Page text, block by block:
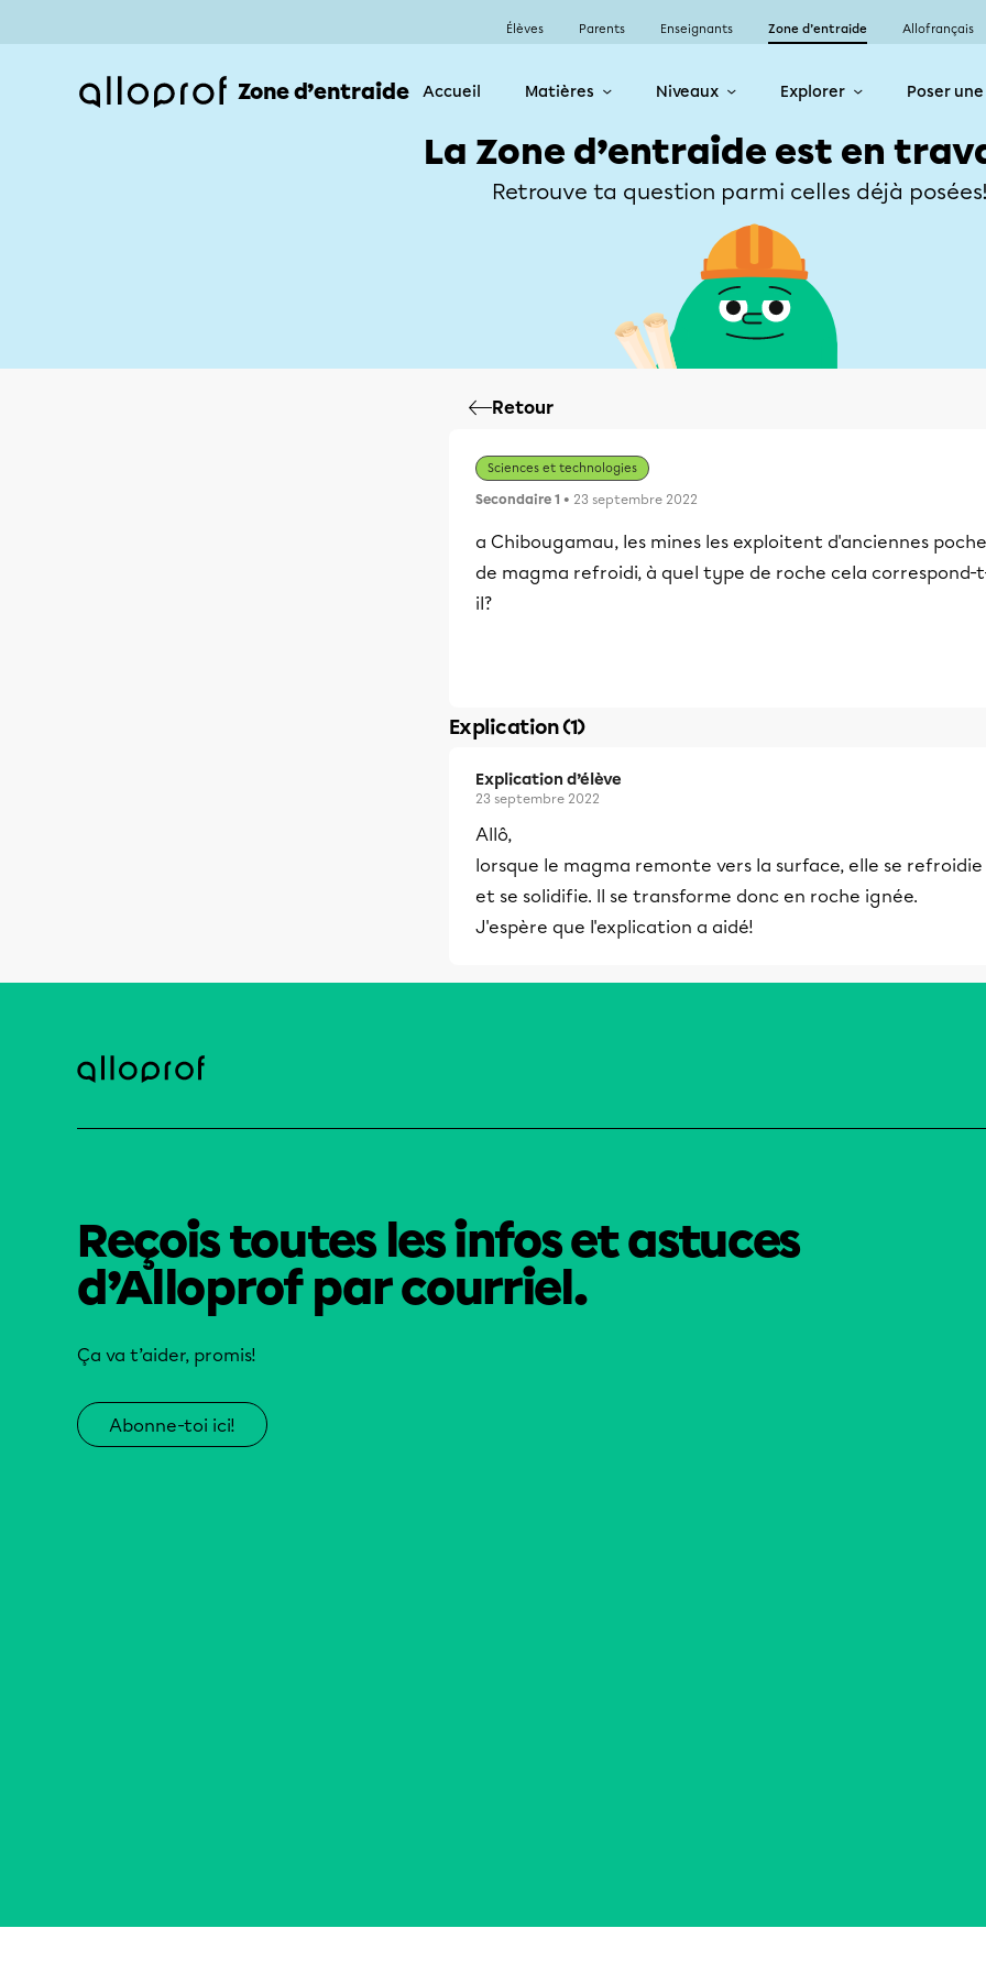
Élèves Parents Enseignants Zone d’entraide Allofrançais
Zone d’entraide Accueil Matières Niveaux Explorer Poser
La Zone d’entraide est en
Retrouve ta question parmi celles déjà
Retour
Sciences et technologies
Secondaire 1 • 23 septembre 2022
a Chibougamau, les mines les exploitent d'anciennes
de magma refroidi, à quel type de roche cela correspond-
il?
Explication (1)
Explication d’élève
23 septembre 2022
Allô,
lorsque le magma remonte vers la surface, elle se refroidie
et se solidifie. Il se transforme donc en roche ignée.
J'espère que l'explication a aidé!
Reçois toutes les infos et astuces
d’Alloprof par courriel.
Ça va t’aider, promis!
Abonne-toi ici!